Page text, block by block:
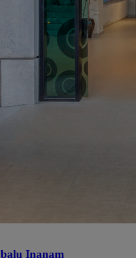
Inanam